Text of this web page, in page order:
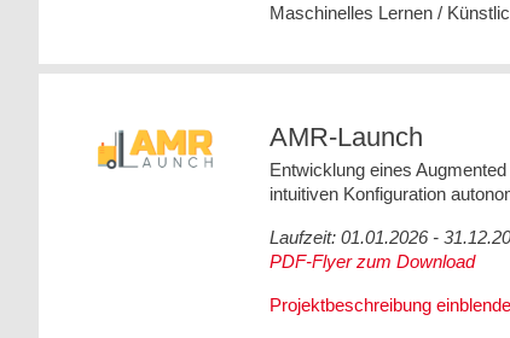
Maschinelles Lernen /
AMR-Launch
Entwicklung eines
intuitiven Konfiguration
Laufzeit: 01.01.2026 -
PDF-Flyer zum Download
Projektbeschreibung